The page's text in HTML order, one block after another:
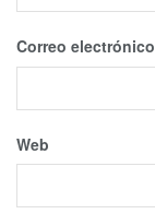
Correo electrónico
Web